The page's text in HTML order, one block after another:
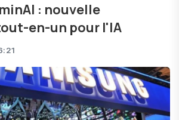
: nouvelle
en-un pour l'IA